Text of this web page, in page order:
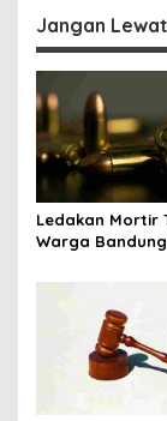
g
a
s
i
p
o
s
Jangan
Ledakan Mortir
Warga
Amunisi Bekas